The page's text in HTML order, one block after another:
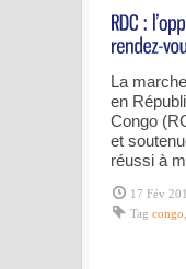
La
en
Congo
et
réussi à
17 Fév
Tag congo